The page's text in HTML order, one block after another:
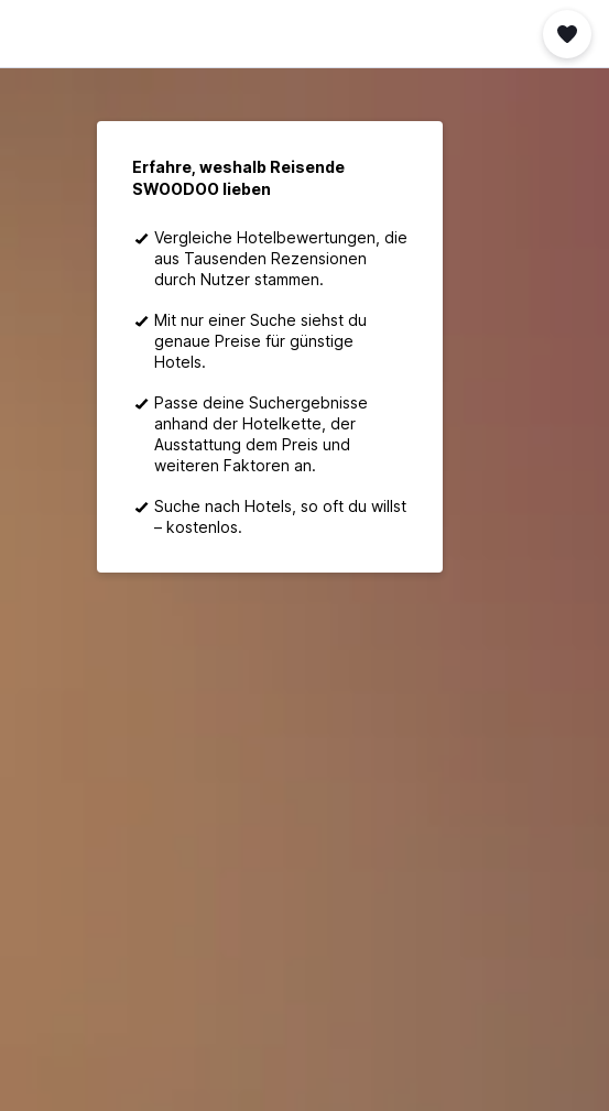
Erfahre, weshalb Reisende
SWOODOO lieben
Vergleiche Hotelbewertungen, die
aus Tausenden Rezensionen
durch Nutzer stammen.
Mit nur einer Suche siehst du
genaue Preise für günstige
Hotels.
Passe deine Suchergebnisse
anhand der Hotelkette, der
Ausstattung dem Preis und
weiteren Faktoren an.
Suche nach Hotels, so oft du willst
– kostenlos.